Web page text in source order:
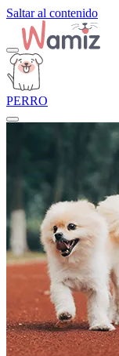
Saltar al contenido
PERRO